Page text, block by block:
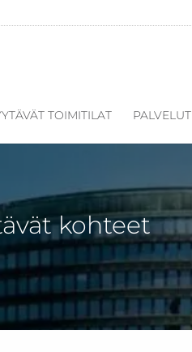
TOIMITILAT PALVELUT
kohteet